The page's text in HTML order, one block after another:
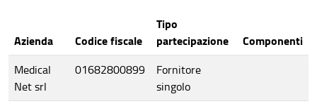
Azienda Codice fiscale
Tipo
partecipazione
Componenti
Medical
Net srl
01682800899
Fornitore
singolo